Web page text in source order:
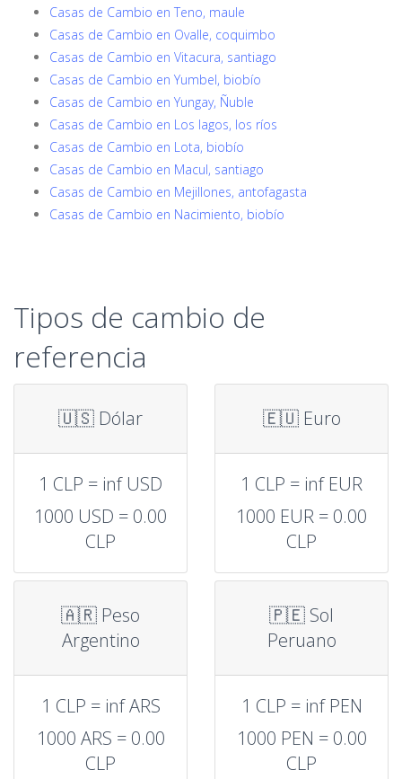
Casas de Cambio en Teno, maule
Casas de Cambio en Ovalle, coquimbo
Casas de Cambio en Vitacura, santiago
Casas de Cambio en Yumbel, biobío
Casas de Cambio en Yungay, Ñuble
Casas de Cambio en Los lagos, los ríos
Casas de Cambio en Lota, biobío
Casas de Cambio en Macul, santiago
Casas de Cambio en Mejillones, antofagasta
Casas de Cambio en Nacimiento, biobío
Tipos de cambio de
referencia
🇺🇸 Dólar
1 CLP = inf USD
1000 USD = 0.00
CLP
🇪🇺 Euro
1 CLP = inf EUR
1000 EUR = 0.00
CLP
🇦🇷 Peso
Argentino
1 CLP = inf ARS
1000 ARS = 0.00
CLP
🇵🇪 Sol
Peruano
1 CLP = inf PEN
1000 PEN = 0.00
CLP